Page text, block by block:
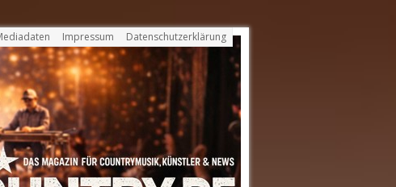
Impressum Datenschutzerklärung